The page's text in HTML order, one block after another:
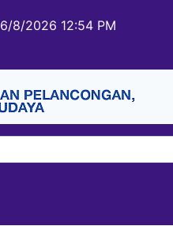
6/8/2026 12:54 PM